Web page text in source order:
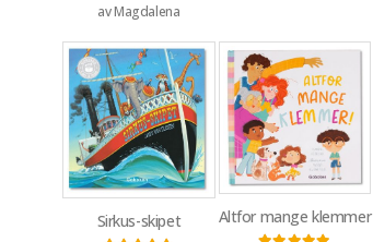
Vurdert3av 5
av Magdalena
Sirkus-skipet Altfor mange klemmer